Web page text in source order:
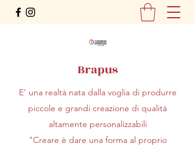
Brapus
E' una realtà nata dalla voglia di produrre
piccole e grandi creazione di qualità
altamente personalizzabili
"Creare è dare una forma al proprio